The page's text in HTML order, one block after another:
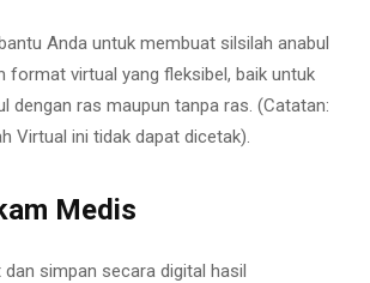
Anda untuk membuat silsilah anabul
format virtual yang fleksibel, baik untuk
dengan ras maupun tanpa ras. (Catatan:
Virtual ini tidak dapat dicetak).
Medis
dan simpan secara digital hasil